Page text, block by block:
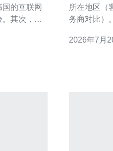
的互联网
其次，韩
外，韩国
所在地区（
务商对比）
段（高峰/低峰
2026年7月